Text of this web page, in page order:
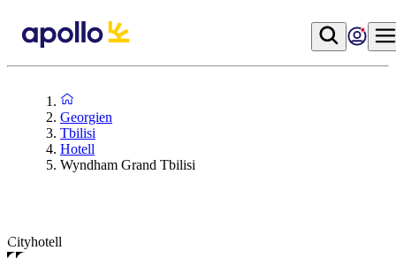
Georgien
Tbilisi
Hotell
Wyndham Grand Tbilisi
Cityhotell